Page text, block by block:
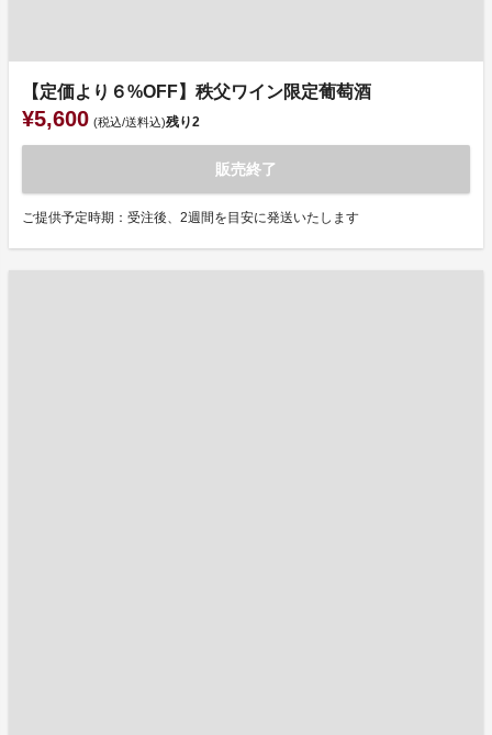
【定価より６%OFF】秩父ワイン限定葡萄酒
¥5,600 (税込/送料込)残り2
販売終了
ご提供予定時期：受注後、2週間を目安に発送いたします